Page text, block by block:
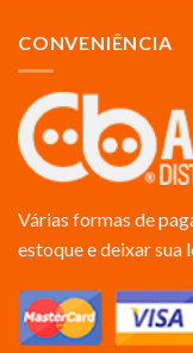
CONVENIÊNCIA
Várias formas de
estoque e deixar sua